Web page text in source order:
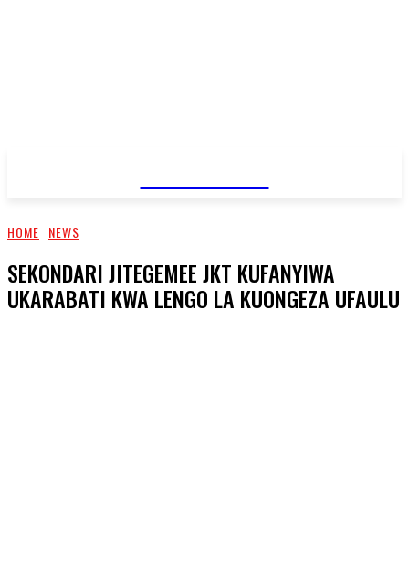
HOME NEWS
SEKONDARI JITEGEMEE JKT KUFANYIWA
UKARABATI KWA LENGO LA KUONGEZA UFAULU